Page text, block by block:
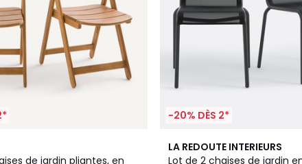
de jardin pliantes, en
-20% DÈS 2*
LA REDOUTE INTERIEURS
Lot de 2 chaises de jardin